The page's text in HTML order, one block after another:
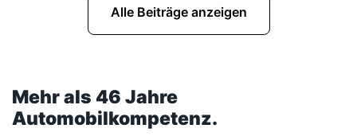
Alle Beiträge anzeigen
Mehr als 46 Jahre
Automobilkompetenz.